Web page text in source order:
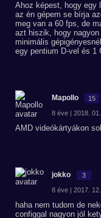
Ahoz képest, hogy egy
az én gépem se bírja
meg van a 60 fps, de
azt hiszik, hogy
minimális
egy pentium D-vel és 1
Mapollo 15
8 éve | 2018.
AMD videókártyákon
jokko 3
8 éve | 2017.
haha nem tudom de
configgal nagyon jól